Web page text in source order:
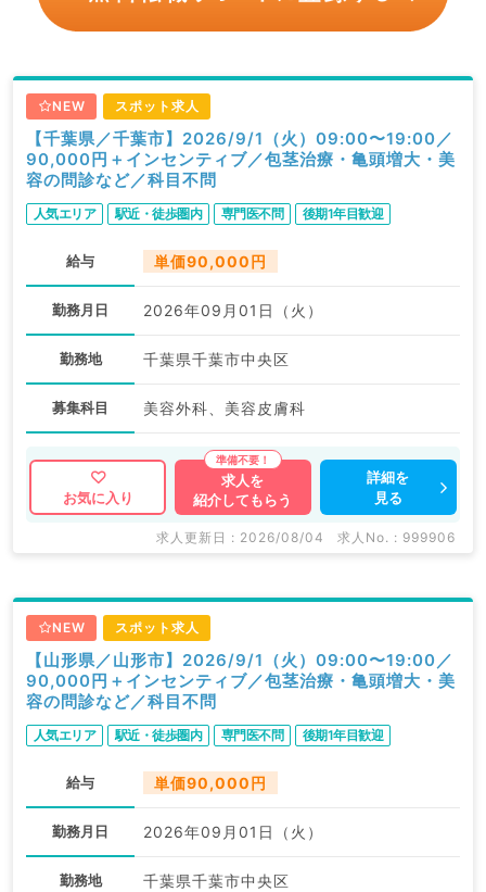
NEW スポット求人
【千葉県／千葉市】2026/9/1（火）09:00〜19:00／
90,000円＋インセンティブ／包茎治療・亀頭増大・美
容の問診など／科目不問
人気エリア 駅近・徒歩圏内 専門医不問 後期1年目歓迎
給与 単価90,000円
勤務月日 2026年09月01日（火）
勤務地 千葉県千葉市中央区
募集科目 美容外科、美容皮膚科
お気に入り
求人を
紹介してもらう
詳細を
見る
求人更新日 : 2026/08/04 求人No. : 999906
NEW スポット求人
【山形県／山形市】2026/9/1（火）09:00〜19:00／
90,000円＋インセンティブ／包茎治療・亀頭増大・美
容の問診など／科目不問
人気エリア 駅近・徒歩圏内 専門医不問 後期1年目歓迎
給与 単価90,000円
勤務月日 2026年09月01日（火）
勤務地 千葉県千葉市中央区